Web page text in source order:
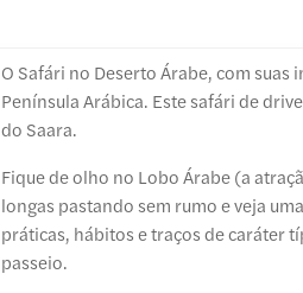
O Safári no Deserto Árabe, com
Península Arábica. Este safári de
do Saara.
Fique de olho no Lobo Árabe (a
longas pastando sem rumo e veja
práticas, hábitos e traços de caráter
passeio.